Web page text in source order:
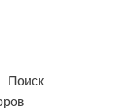
Поиск